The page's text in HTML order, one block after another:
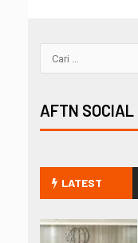
AFTN SOCIAL
LATEST